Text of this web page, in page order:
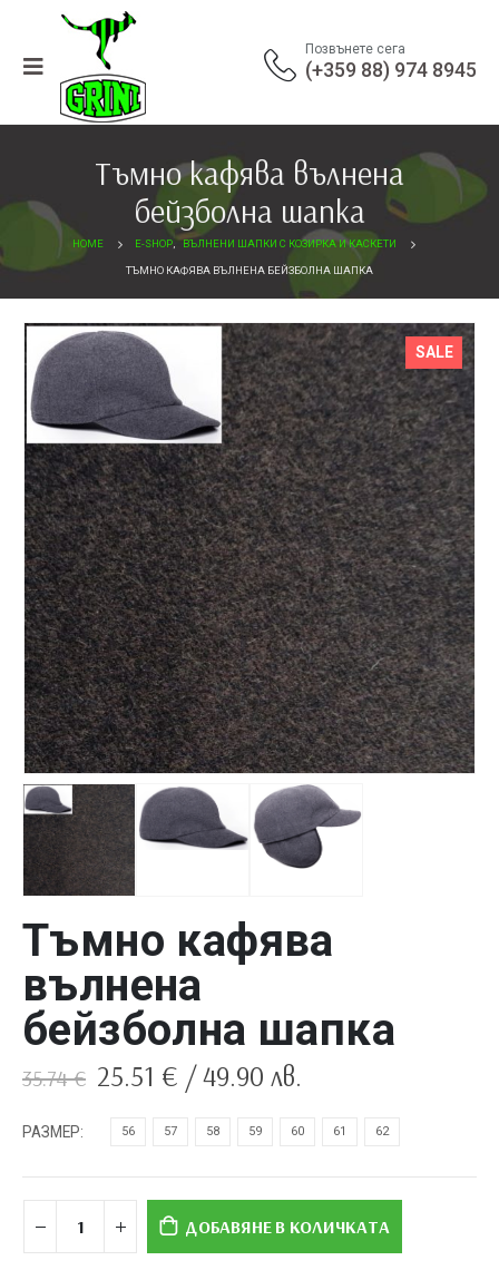
Позвънете сега
(+359 88) 974 8945
Тъмно кафява вълнена
бейзболна шапка
HOME E-SHOP, ВЪЛНЕНИ ШАПКИ С КОЗИРКА И КАСКЕТИ
ТЪМНО КАФЯВА ВЪЛНЕНА БЕЙЗБОЛНА ШАПКА
SALE
Тъмно кафява
вълнена
бейзболна шапка
35.74€ Original
was:
25.51 € Текущата
цена
/ 49.90 лв.
РАЗМЕР 56 57 58 59 60 61 62
ДОБАВЯНЕ В КОЛИЧКАТА